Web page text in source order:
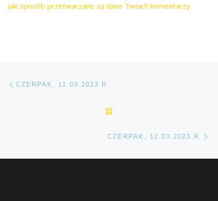
jaki sposób przetwarzane są dane Twoich komentarzy.
Przeglądanie Wpisów
CZERPAK, 11.03.2023 R.
CZERPAK, 12.03.2023 R.